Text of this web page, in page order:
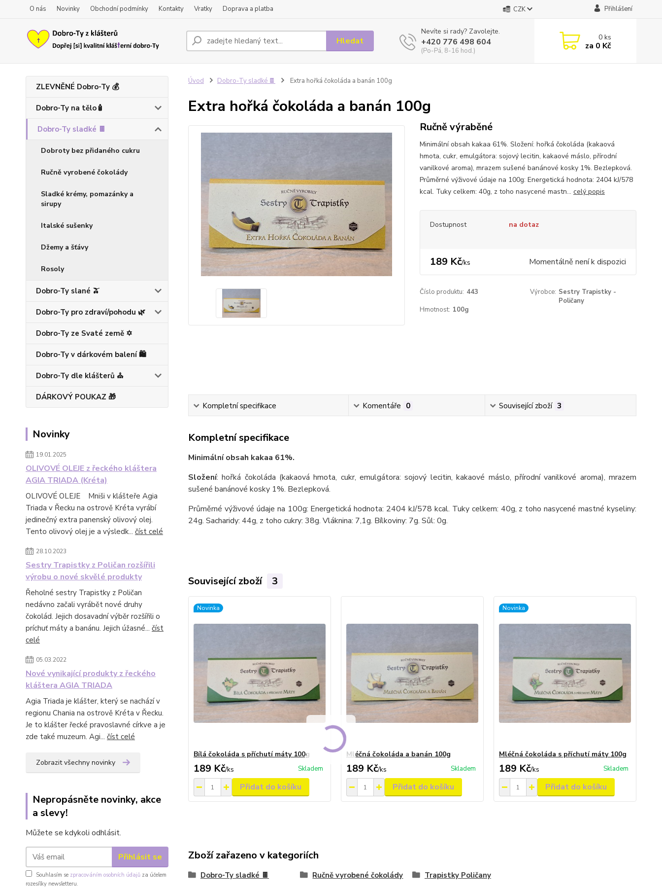
O nás Novinky Obchodní podmínky Kontakty Vratky Doprava a platba CZK Přihlášení
Hledat
Nevíte si rady? Zavolejte.
+420 776 498 604
(Po-Pá, 8-16 hod.)
0ks
za 0 Kč
ZLEVNĚNÉ Dobro-Ty 💰
Dobro-Ty na tělo🧴
Dobro-Ty sladké 🍫
Dobroty bez přidaného cukru
Ručně vyrobené čokolády
Sladké krémy, pomazánky a
sirupy
Italské sušenky
Džemy a šťávy
Rosoly
Dobro-Ty slané 🫒
Dobro-Ty pro zdraví/pohodu 🌿
Dobro-Ty ze Svaté země ✡️
Dobro-Ty v dárkovém balení 🛍️
Dobro-Ty dle klášterů ⛪
DÁRKOVÝ POUKAZ 🎁
Novinky
19.01.2025
OLIVOVÉ OLEJE z řeckého kláštera
AGIA TRIADA (Kréta)
OLIVOVÉ OLEJE Mniši v klášteře Agia
Triada v Řecku na ostrově Kréta vyrábí
jedinečný extra panenský olivový olej.
Tento olivový olej je a výsledk... číst celé
28.10.2023
Sestry Trapistky z Poličan rozšířili
výrobu o nové skvělé produkty
Řeholné sestry Trapistky z Poličan
nedávno začali vyrábět nové druhy
čokolád. Jejich dosavadní výběr rozšířili o
príchuť máty a banánu. Jejich úžasné... číst
celé
05.03.2022
Nové vynikající produkty z řeckého
kláštera AGIA TRIADA
Agia Triada je klášter, který se nachází v
regionu Chania na ostrově Kréta v Řecku.
Je to klášter řecké pravoslavné církve a je
zde také muzeum. Agi... číst celé
Zobrazit všechny novinky
Nepropásněte novinky, akce
a slevy!
Můžete se kdykoli odhlásit.
Přihlásit se
Souhlasím se zpracováním osobních údajů za účelem
rozesílky newsletteru.
Úvod Dobro-Ty sladké 🍫 Extra hořká čokoláda a banán 100g
Extra hořká čokoláda a banán 100g
Ručně výraběné
Minimální obsah kakaa 61%. Složení: hořká čokoláda (kakaová
hmota, cukr, emulgátora: sojový lecitin, kakaové máslo, přírodní
vanilkové aroma), mrazem sušené banánové kosky 1%. Bezlepková.
Průměrné výživové údaje na 100g: Energetická hodnota: 2404 kJ/578
kcal. Tuky celkem: 40g, z toho nasycené mastn... celý popis
Dostupnost na dotaz
189 Kč/ks Momentálně není k dispozici
Číslo produktu: 443 Výrobce: Sestry Trapistky -
Poličany
Hmotnost: 100g
Kompletní specifikace Komentáře 0 Související zboží 3
Kompletní specifikace
Minimální obsah kakaa 61%.
Složení: hořká čokoláda (kakaová hmota, cukr, emulgátora: sojový lecitin, kakaové máslo, přírodní vanilkové aroma), mrazem
sušené banánové kosky 1%. Bezlepková.
Průměrné výživové údaje na 100g: Energetická hodnota: 2404 kJ/578 kcal. Tuky celkem: 40g, z toho nasycené mastné kyseliny:
24g. Sacharidy: 44g, z toho cukry: 38g. Vláknina: 7,1g. Bílkoviny: 7g. Sůl: 0g.
Související zboží 3
Novinka
Bílá čokoláda s příchutí máty 100g
189 Kč/ks Skladem
Přidat do košíku
Mléčná čokoláda a banán 100g
189 Kč/ks Skladem
Přidat do košíku
Novinka
Mléčná čokoláda s příchutí máty 100g
189 Kč/ks Skladem
Přidat do košíku
Zboží zařazeno v kategoriích
Dobro-Ty sladké 🍫 Ručně vyrobené čokolády Trapistky Poličany